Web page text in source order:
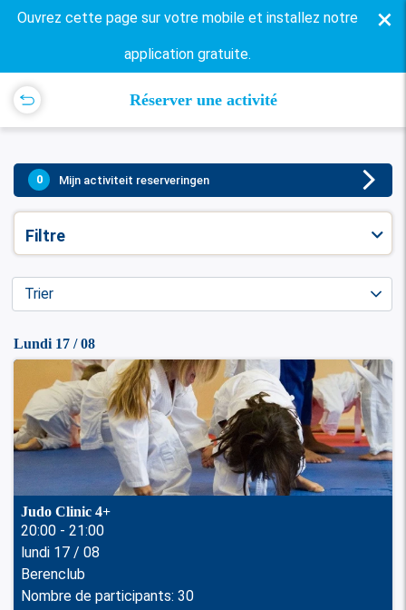
Ouvrez cette page sur votre mobile et installez notre
application gratuite.
×
Réserver une activité
0 Mijn activiteit reserveringen
Filtre
14+ 16+
18+ Aantal personen
Date de début
Lundi 17 / 08
Judo Clinic 4+
20:00 - 21:00
lundi 17 / 08
Berenclub
Nombre de participants: 30